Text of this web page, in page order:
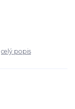
celý popis